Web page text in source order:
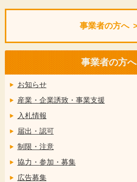
事業者の方へ
事業者の方へ
お知らせ
産業・企業誘致・事業支援
入札情報
届出・認可
制限・注意
協力・参加・募集
広告募集